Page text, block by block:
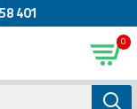
401
0